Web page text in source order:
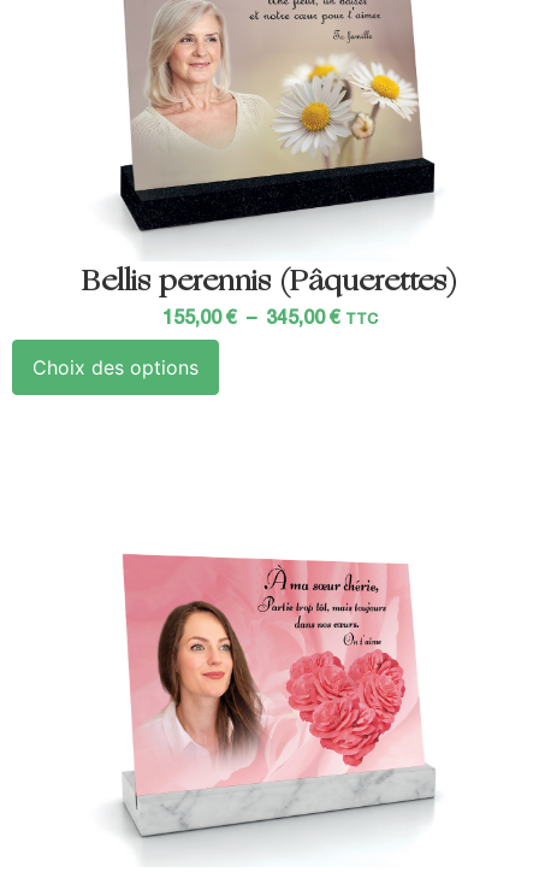
Bellis perennis (Pâquerettes)
155,00 € – 345,00 € TTC
Choix des options